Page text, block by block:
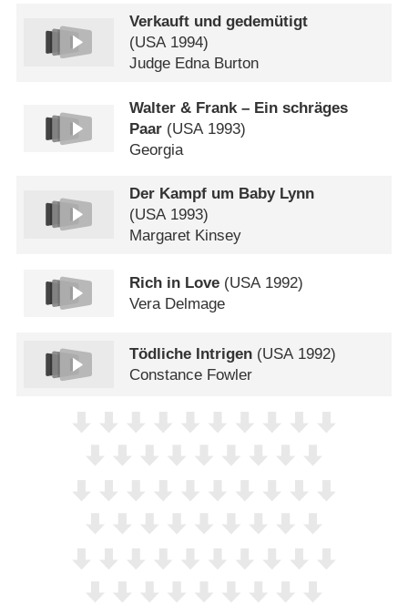
Verkauft und gedemütigt
(USA1994)
Judge Edna Burton
Walter & Frank – Ein schräges
Paar (USA 1993)
Georgia
Der Kampf um Baby Lynn
(USA1993)
Margaret Kinsey
Rich in Love (USA1992)
Vera Delmage
Tödliche Intrigen (USA1992)
Constance Fowler